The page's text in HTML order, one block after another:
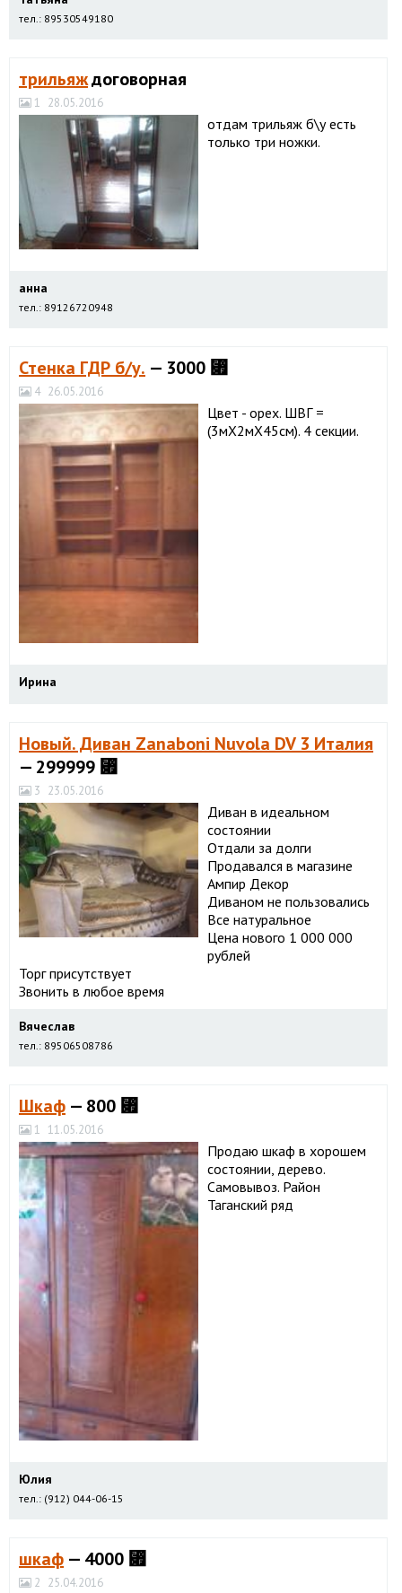
тел.: 89530549180
трильяждоговорная
1 28.05.2016
отдам трильяж б\у есть
только три ножки.
анна
тел.: 89126720948
Стенка ГДР б/у. — 3000 ⃏
4 26.05.2016
Цвет - орех. ШВГ =
(3мХ2мХ45см). 4 секции.
Ирина
Новый. Диван Zanaboni Nuvola DV 3 Италия
— 299999 ⃏
3 23.05.2016
Диван в идеальном
состоянии
Отдали за долги
Продавался в магазине
Ампир Декор
Диваном не пользовались
Все натуральное
Цена нового 1 000 000
рублей
Торг присутствует
Звонить в любое время
Вячеслав
тел.: 89506508786
Шкаф — 800 ⃏
1 11.05.2016
Продаю шкаф в хорошем
состоянии, дерево.
Самовывоз. Район
Таганский ряд
Юлия
тел.: (912) 044-06-15
шкаф — 4000 ⃏
2 25.04.2016